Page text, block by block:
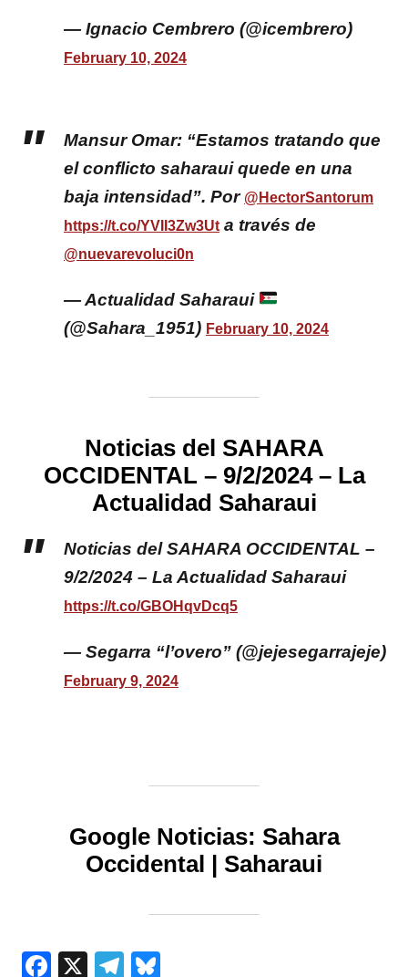
— Ignacio Cembrero (@icembrero)
February 10, 2024
Mansur Omar: “Estamos tratando que
el conflicto saharaui quede en una
baja intensidad”. Por @HectorSantorum
https://t.co/YVII3Zw3Ut a través de
@nuevarevoluci0n
— Actualidad Saharaui
(@Sahara_1951) February 10, 2024
Noticias del SAHARA
OCCIDENTAL – 9/2/2024 – La
Actualidad Saharaui
Noticias del SAHARA OCCIDENTAL –
9/2/2024 – La Actualidad Saharaui
https://t.co/GBOHqvDcq5
— Segarra “l’overo” (@jejesegarrajeje)
February 9, 2024
Google Noticias: Sahara
Occidental | Saharaui
Facebook
X Telegram